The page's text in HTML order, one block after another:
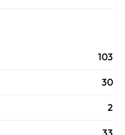
103
30
2
33